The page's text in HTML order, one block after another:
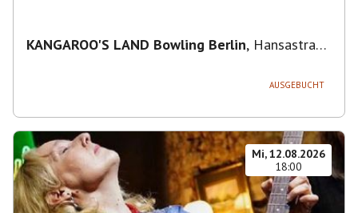
KANGAROO'S LAND Bowling Berlin, Hansastraße
AUSGEBUCHT
Mi, 12.08.2026
18:00